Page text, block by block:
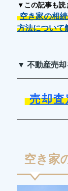
▼この記事も読
空き家の相
方法について
▼ 不動産売
売却
空き家